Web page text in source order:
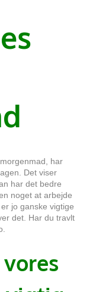
har
Det viser
har det bedre
noget at arbejde
jo ganske vigtige
det. Har du travlt